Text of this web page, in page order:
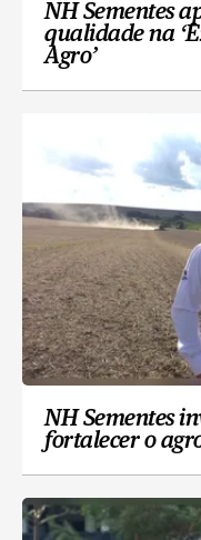
NH Sementes
qualidade na
Agro’
NH Sementes
fortalecer o